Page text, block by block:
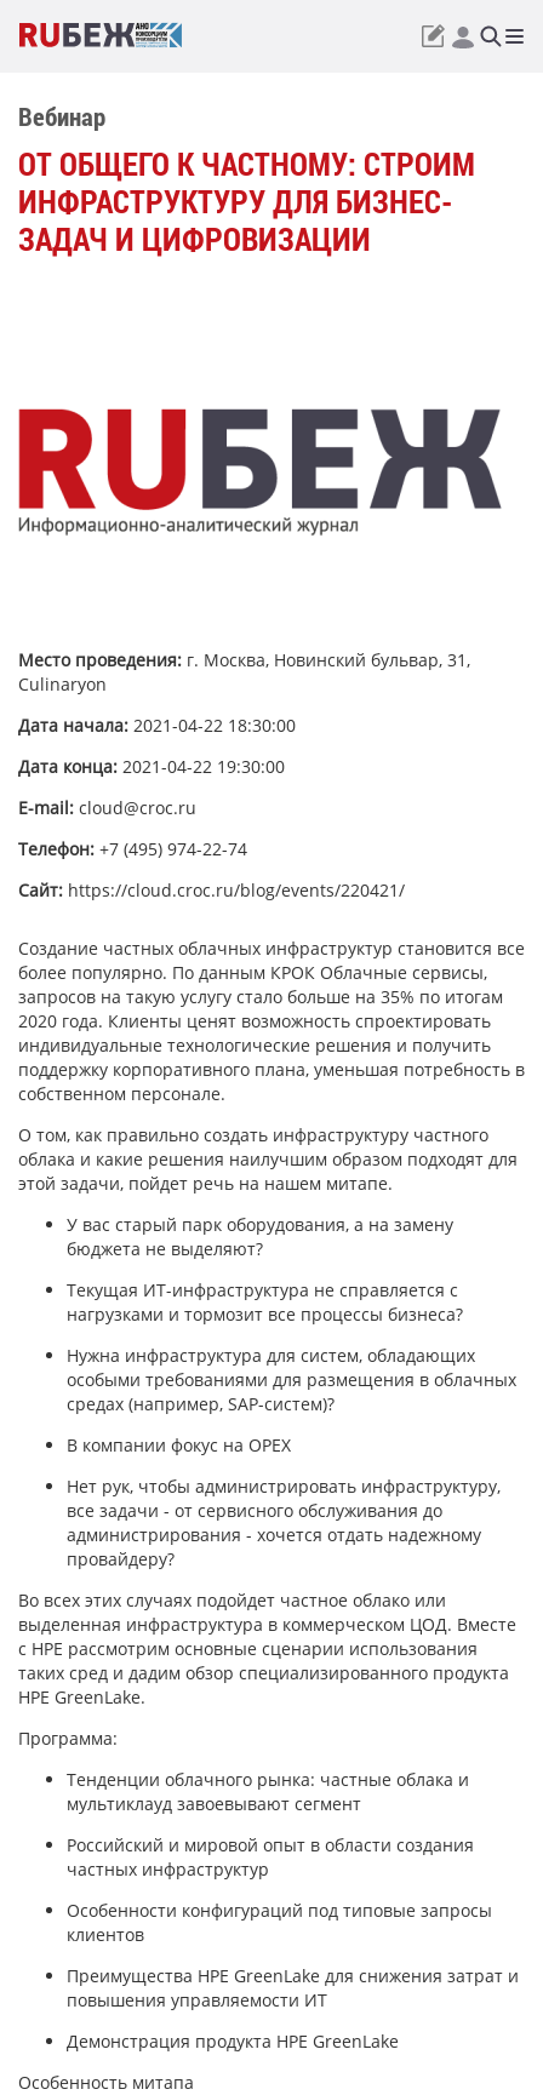
Вебинар
ОТ ОБЩЕГО К ЧАСТНОМУ: СТРОИМ
ИНФРАСТРУКТУРУ ДЛЯ БИЗНЕС-
ЗАДАЧ И ЦИФРОВИЗАЦИИ
Место проведения: г. Москва, Новинский бульвар, 31,
Culinaryon
Дата начала: 2021-04-22 18:30:00
Дата конца: 2021-04-22 19:30:00
E-mail: cloud@croc.ru
Телефон: +7 (495) 974-22-74
Сайт: https://cloud.croc.ru/blog/events/220421/
Создание частных облачных инфраструктур становится все
более популярно. По данным КРОК Облачные сервисы,
запросов на такую услугу стало больше на 35% по итогам
2020 года. Клиенты ценят возможность спроектировать
индивидуальные технологические решения и получить
поддержку корпоративного плана, уменьшая потребность в
собственном персонале.
О том, как правильно создать инфраструктуру частного
облака и какие решения наилучшим образом подходят для
этой задачи, пойдет речь на нашем митапе.
У вас старый парк оборудования, а на замену
бюджета не выделяют?
Текущая ИТ-инфраструктура не справляется с
нагрузками и тормозит все процессы бизнеса?
Нужна инфраструктура для систем, обладающих
особыми требованиями для размещения в облачных
средах (например, SAP-систем)?
В компании фокус на OPEX
Нет рук, чтобы администрировать инфраструктуру,
все задачи - от сервисного обслуживания до
администрирования - хочется отдать надежному
провайдеру?
Во всех этих случаях подойдет частное облако или
выделенная инфраструктура в коммерческом ЦОД. Вместе
с HPE рассмотрим основные сценарии использования
таких сред и дадим обзор специализированного продукта
HPE GreenLake.
Программа:
Тенденции облачного рынка: частные облака и
мультиклауд завоевывают сегмент
Российский и мировой опыт в области создания
частных инфраструктур
Особенности конфигураций под типовые запросы
клиентов
Преимущества HPE GreenLake для снижения затрат и
повышения управляемости ИТ
Демонстрация продукта HPE GreenLake
Особенность митапа